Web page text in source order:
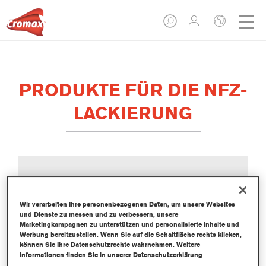
PRODUKTE FÜR DIE NFZ-
LACKIERUNG
Wir verarbeiten Ihre personenbezogenen Daten, um unsere Websites
und Dienste zu messen und zu verbessern, unsere
Marketingkampagnen zu unterstützen und personalisierte Inhalte und
Werbung bereitzustellen. Wenn Sie auf die Schaltfläche rechts klicken,
können Sie Ihre Datenschutzrechte wahrnehmen. Weitere
Informationen finden Sie in unserer Datenschutzerklärung